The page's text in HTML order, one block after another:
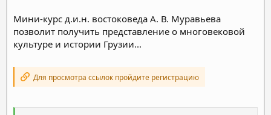
Мини-курс д.и.н. востоковеда А. В. Муравьева
позволит получить представление о многовековой
культуре и истории Грузии...
Для просмотра ссылок пройдите регистрацию